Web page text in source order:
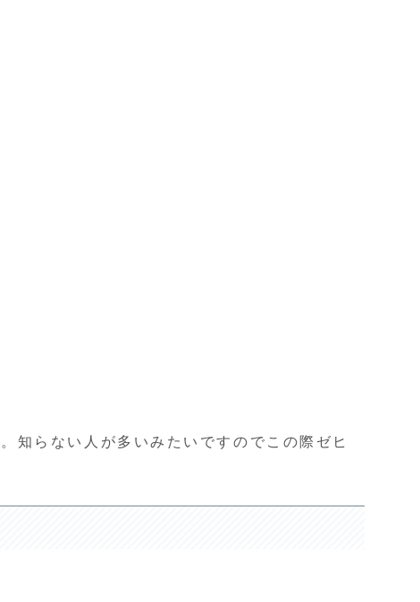
。知らない人が多いみたいですのでこの際ゼヒ